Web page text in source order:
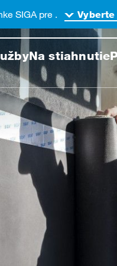
Na stiahnutie
SIGA pre .